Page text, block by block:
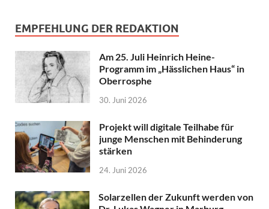
EMPFEHLUNG DER REDAKTION
Am 25. Juli Heinrich Heine-
Programm im „Hässlichen Haus“ in
Oberrosphe
30. Juni 2026
Projekt will digitale Teilhabe für
junge Menschen mit Behinderung
stärken
24. Juni 2026
Solarzellen der Zukunft werden von